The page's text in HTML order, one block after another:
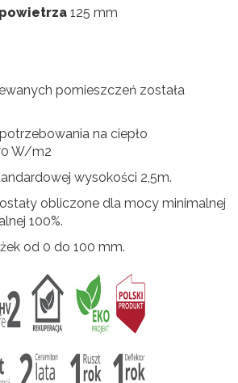
125 mm
pomieszczeń została
na ciepło
W/m2
wysokości 2,5m.
obliczone dla mocy minimalnej
100%.
od 0 do 100 mm.